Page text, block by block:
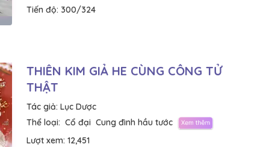
Tiến độ: 300/324
THIÊN KIM GIẢ HE CÙNG CÔNG TỬ
THẬT
Tác giả: Lục Dược
Thể loại: Cổ đại Cung đình hầu tước
Lượt xem: 12,451